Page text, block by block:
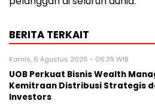
BERITA TERKAIT
Kamis, 6 Agustus 2026 - 06:39 WIB
UOB Perkuat Bisnis Wealth
Kemitraan Distribusi Strategis
Investors